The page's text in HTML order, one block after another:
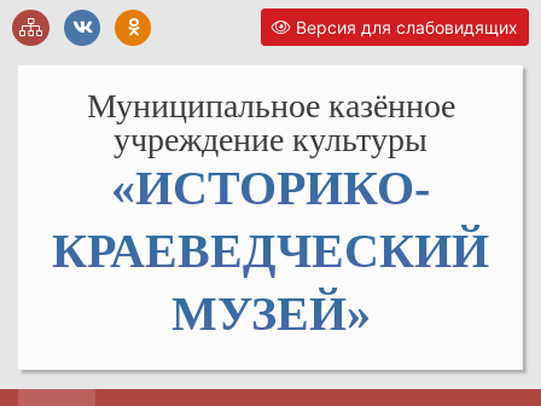
Версия для слабовидящих
Муниципальное казённое
учреждение культуры
«ИСТОРИКО-
КРАЕВЕДЧЕСКИЙ
МУЗЕЙ»